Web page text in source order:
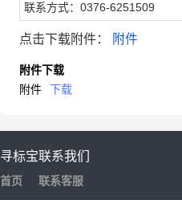
联系方式：0376-6251509
点击下载附件： 附件
附件下载
附件
下载
寻标宝
首页
联系我们
联系客服